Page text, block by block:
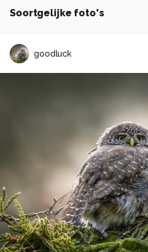
Soortgelijke foto's
goodluck